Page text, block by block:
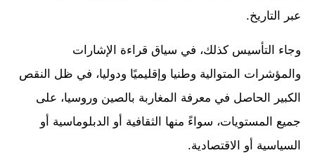
عبر التاريخ.
وجاء التأسيس كذلك، في سياق قراءة الإشارات
والمؤشرات المتوالية وطنيا وإقليميًا ودوليا، في ظل النقص
الكبير الحاصل في معرفة المغاربة بالصين وروسيا، على
جميع المستويات، سواءً منها الثقافية أو الدبلوماسية أو
السياسية أو الاقتصادية.